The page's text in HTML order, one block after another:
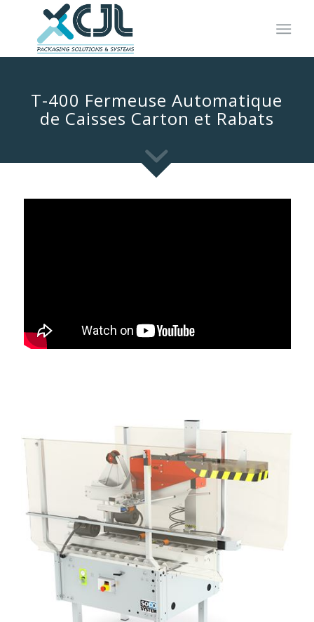
T-400 Fermeuse Automatique
de Caisses Carton et Rabats